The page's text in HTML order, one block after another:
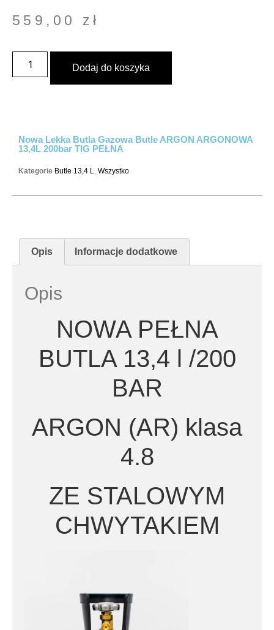
559,00 zł
Dodaj do koszyka
Nowa Lekka Butla Gazowa Butle ARGON ARGONOWA
13,4L 200bar TIG PEŁNA
Kategorie Butle 13,4 L, Wszystko
Opis Informacje dodatkowe
Opis
NOWA PEŁNA
BUTLA 13,4 l /200
BAR
ARGON (AR) klasa
4.8
ZE STALOWYM
CHWYTAKIEM